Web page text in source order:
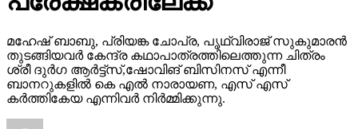
മഹേഷ് ബാബു, പ്രിയങ്ക ചോപ്ര, പൃഥ്വിരാജ് സുകുമാരൻ
തുടങ്ങിയവർ കേന്ദ്ര കഥാപാത്രത്തിലെത്തുന്ന ചിത്രം
ശ്രീ ദുർഗ ആർട്ട്സ്,ഷോവിങ് ബിസിനസ് എന്നീ
ബാനറുകളിൽ കെ എൽ നാരായണ, എസ് എസ്
കർത്തികേയ എന്നിവർ നിർമ്മിക്കുന്നു.